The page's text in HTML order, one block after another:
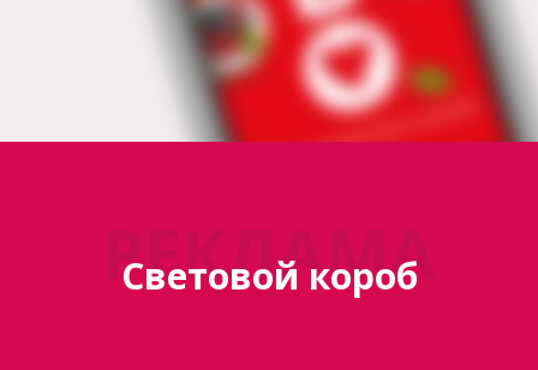
РЕКЛАМА
Световой короб